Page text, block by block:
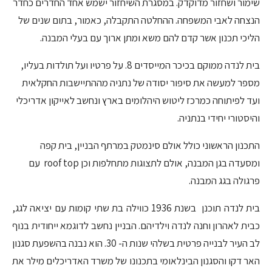
הנצחה לאבי המשפחה. ההחלטה התקבלה, כאמור, בתום שנים של
הליכי תכנון אשר קדם להם משא ומתן ארוך עם בעלי המבנה.
בית לנדה ממוקם בכיכר המייסדים 8. על פרטיו ועל תולדות בעליו,
מספר למעשה את סיפור יסודה של נתניה מההתיישבות החקלאית
ועד לפיתוחה כמרכז ליטוש היהלומים בארץ ונחשב לאייקון אדריכלי
והיסטורי יחידי בנתניה.
התכנון הראשוני כולל אולם סינמטק במרתף הבניין, בית קפה
ומסעדה בגן המבנה, אולם לתצוגות מתחלפות וכן roof top עם
פרגולה בגג המבנה.
בית לנדה תוכנן בשנת 1936 כווילה בת שתי קומות עם יציאה לגג,
כבית לאהרון וחנה לנדה וילדיהם. הבניין נחשב לדוגמא ייחודית בנוף
לב העיר לבנייה פרטית בשלהי שנות ה- 30. הוא נבנה בהשפעת סגנון
האר דקו והסגנון הבינלאומי בתכנונו של משרד האדריכלים מילר את